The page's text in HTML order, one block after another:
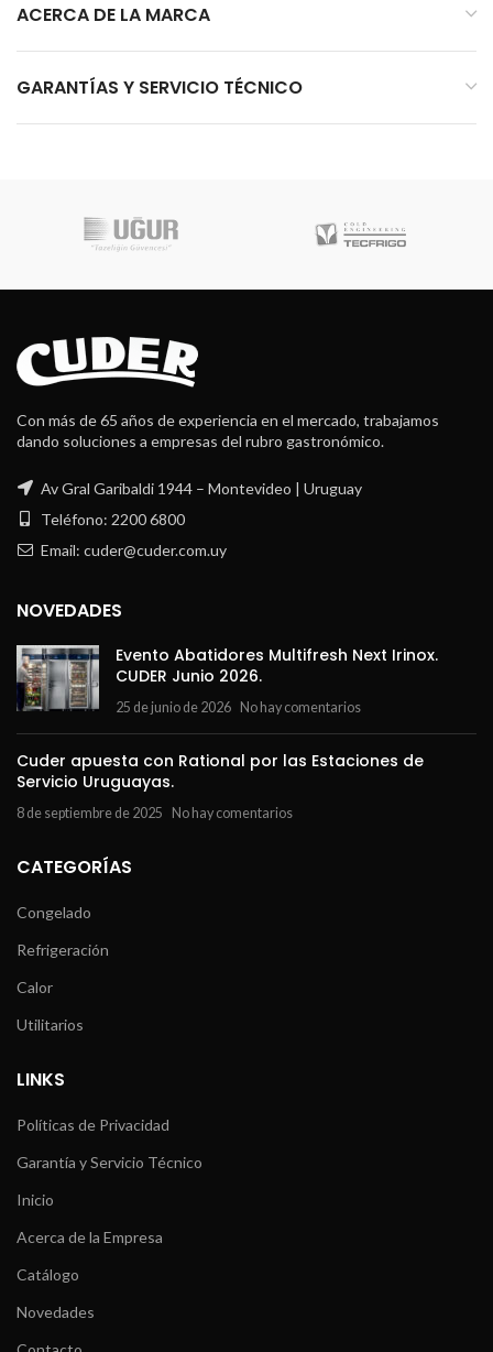
ACERCA DE LA MARCA
GARANTÍAS Y SERVICIO TÉCNICO
Con más de 65 años de experiencia en el mercado, trabajamos
dando soluciones a empresas del rubro gastronómico.
Av Gral Garibaldi 1944 – Montevideo | Uruguay
Teléfono: 2200 6800
Email: cuder@cuder.com.uy
NOVEDADES
Evento Abatidores Multifresh Next Irinox.
CUDER Junio 2026.
25 de junio de 2026 No hay comentarios
Cuder apuesta con Rational por las Estaciones de
Servicio Uruguayas.
8 de septiembre de 2025 No hay comentarios
CATEGORÍAS
Congelado
Refrigeración
Calor
Utilitarios
LINKS
Políticas de Privacidad
Garantía y Servicio Técnico
Inicio
Acerca de la Empresa
Catálogo
Novedades